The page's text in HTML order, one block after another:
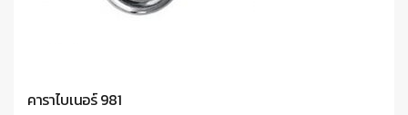
คาราไบเนอร์ 981